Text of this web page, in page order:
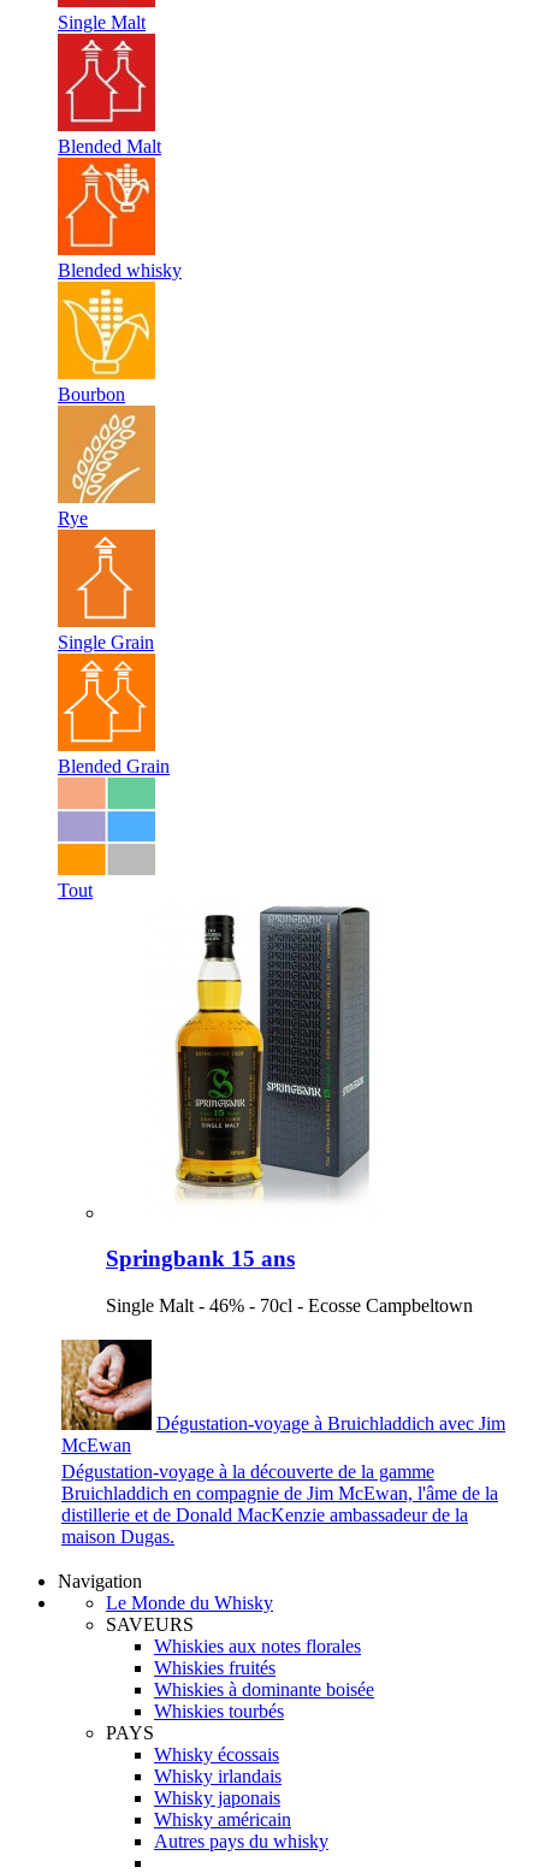
Single Malt
Blended Malt
Blended whisky
Bourbon
Rye
Single Grain
Blended Grain
Tout
Springbank 15 ans
Single Malt - 46% - 70cl - Ecosse Campbeltown
Dégustation-voyage à Bruichladdich avec Jim
McEwan
Dégustation-voyage à la découverte de la gamme
Bruichladdich en compagnie de Jim McEwan, l'âme de la
distillerie et de Donald MacKenzie ambassadeur de la
maison Dugas.
Navigation
Le Monde du Whisky
SAVEURS
Whiskies aux notes florales
Whiskies fruités
Whiskies à dominante boisée
Whiskies tourbés
PAYS
Whisky écossais
Whisky irlandais
Whisky japonais
Whisky américain
Autres pays du whisky